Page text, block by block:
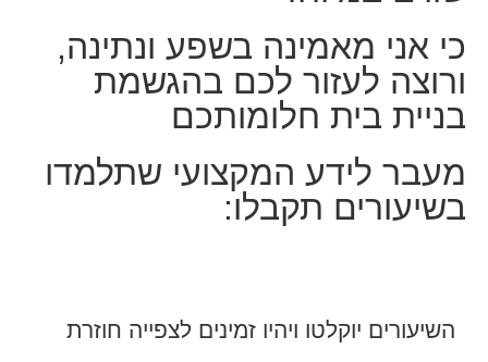
כי אני מאמינה בשפע ונתינה,
ורוצה לעזור לכם בהגשמת
בניית בית חלומותכם
מעבר לידע המקצועי שתלמדו
בשיעורים תקבלו:
השיעורים יוקלטו ויהיו זמינים לצפייה חוזרת